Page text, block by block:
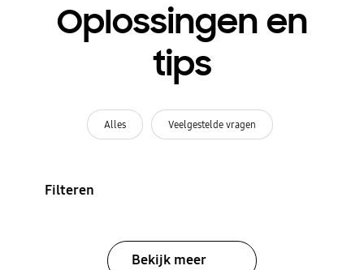
Oplossingen en
tips
Alles Veelgestelde vragen
Filteren
Bekijk meer